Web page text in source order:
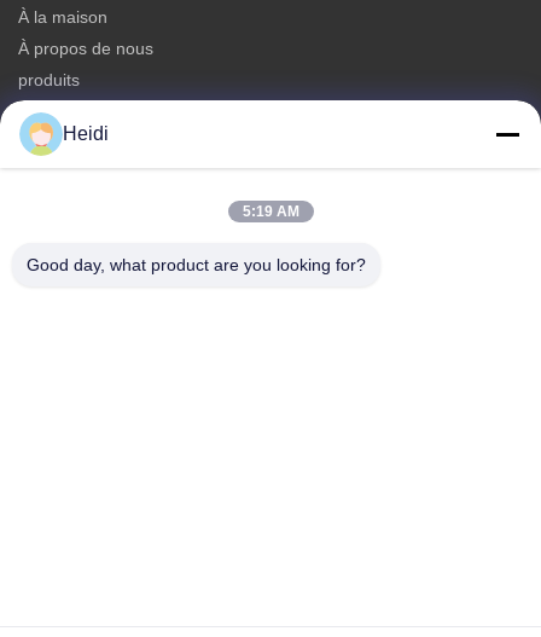
À la maison
À propos de nous
produits
Nous contacter
Catégories
Fibre discontinue de polyesters
Fibre de polyester à faible fusion
Heidi
5:19 AM
Good day, what product are you looking for?